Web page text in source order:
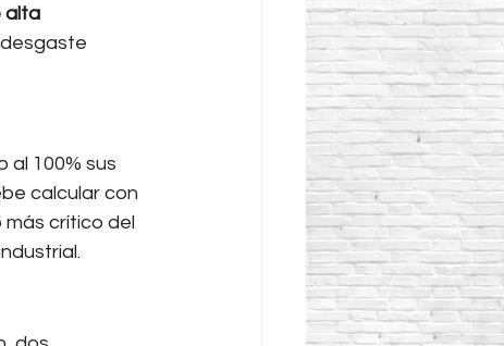
alta
100% sus
calcular con
más crítico del